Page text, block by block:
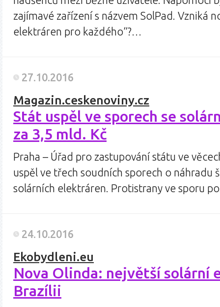
zajímavé zařízení s názvem SolPad. Vzniká
elektráren pro každého“?…
27.10.2016
Magazin.ceskenoviny.cz
Stát uspěl ve sporech se
za 3,5 mld. Kč
Praha – Úřad pro zastupování státu ve
uspěl ve třech soudních sporech o náhradu
solárních elektráren. Protistrany ve sporu
24.10.2016
Ekobydleni.eu
Nova Olinda: největší solární
Brazílii